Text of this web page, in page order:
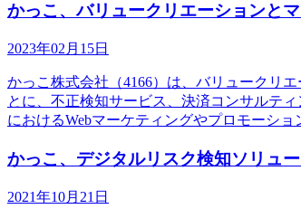
かっこ、バリュークリエーションと
2023年02月15日
かっこ株式会社（4166）は、バリュークリ
とに、不正検知サービス、決済コンサルテ
におけるWebマーケティングやプロモーシ
かっこ、デジタルリスク検知ソリュ
2021年10月21日